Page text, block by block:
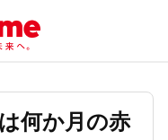
何か月の赤